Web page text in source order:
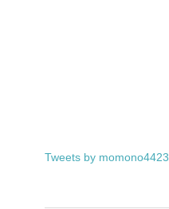
Tweets by momono4423